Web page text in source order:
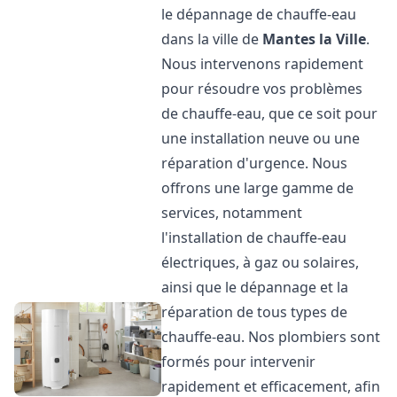
le dépannage de chauffe-eau
dans la ville de Mantes la Ville.
Nous intervenons rapidement
pour résoudre vos problèmes
de chauffe-eau, que ce soit pour
une installation neuve ou une
réparation d'urgence. Nous
offrons une large gamme de
services, notamment
l'installation de chauffe-eau
électriques, à gaz ou solaires,
ainsi que le dépannage et la
réparation de tous types de
chauffe-eau. Nos plombiers sont
formés pour intervenir
rapidement et efficacement, afin